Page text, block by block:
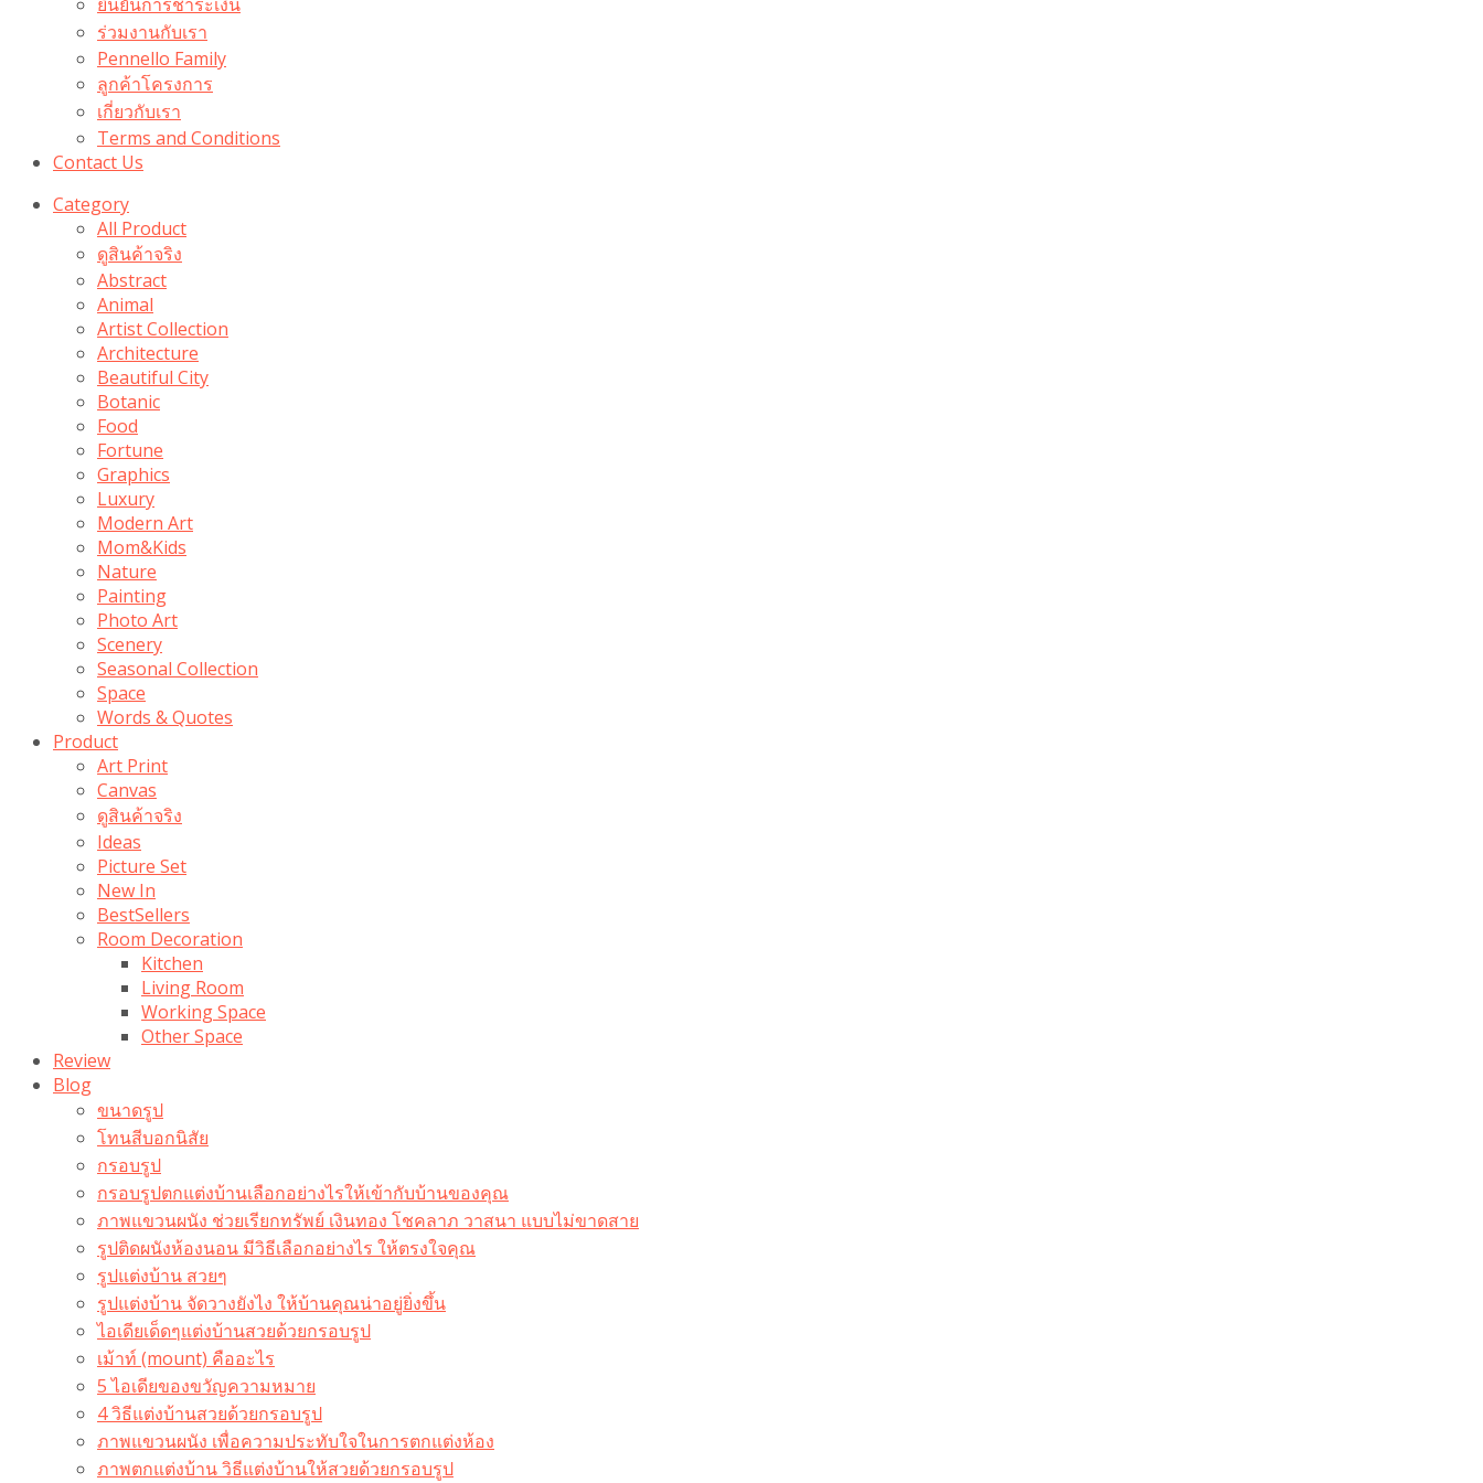
ร่วมงานกับเรา
Pennello Family
ลูกค้าโครงการ
เกี่ยวกับเรา
Terms and Conditions
Contact Us
Category
All Product
ดูสินค้าจริง
Abstract
Animal
Artist Collection
Architecture
Beautiful City
Botanic
Food
Fortune
Graphics
Luxury
Modern Art
Mom&Kids
Nature
Painting
Photo Art
Scenery
Seasonal Collection
Space
Words & Quotes
Product
Art Print
Canvas
ดูสินค้าจริง
Ideas
Picture Set
New In
BestSellers
Room Decoration
Kitchen
Living Room
Working Space
Other Space
Review
Blog
ขนาดรูป
โทนสีบอกนิสัย
กรอบรูป
กรอบรูปตกแต่งบ้านเลือกอย่างไรให้เข้ากับบ้านของคุณ
ภาพแขวนผนัง ช่วยเรียกทรัพย์ เงินทอง โชคลาภ วาสนา แบบไม่ขาดสาย
รูปติดผนังห้องนอน มีวิธีเลือกอย่างไร ให้ตรงใจคุณ
รูปแต่งบ้าน สวยๆ
รูปแต่งบ้าน จัดวางยังไง ให้บ้านคุณน่าอยู่ยิ่งขึ้น
ไอเดียเด็ดๆแต่งบ้านสวยด้วยกรอบรูป
เม้าท์ (mount) คืออะไร​
5 ไอเดียของขวัญความหมาย
4 วิธีแต่งบ้านสวยด้วยกรอบรูป
ภาพแขวนผนัง เพื่อความประทับใจในการตกแต่งห้อง
ภาพตกแต่งบ้าน วิธีแต่งบ้านให้สวยด้วยกรอบรูป